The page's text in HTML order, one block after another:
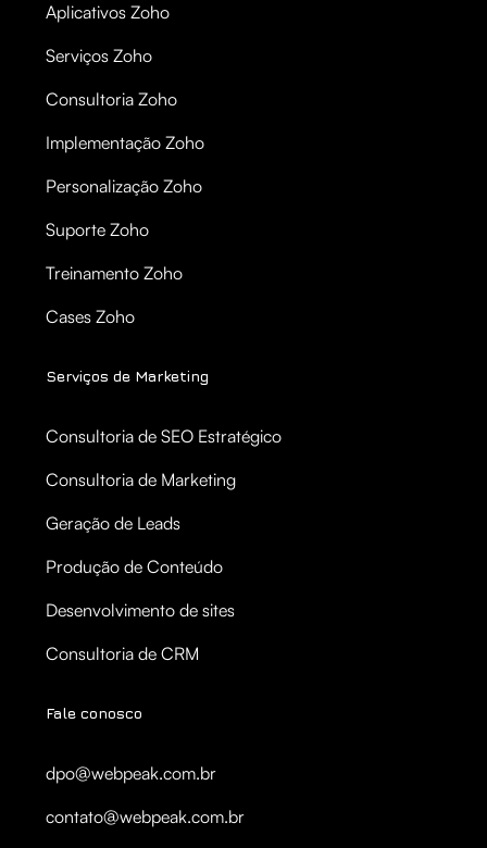
Aplicativos Zoho
Serviços Zoho
Consultoria Zoho
Implementação Zoho
Personalização Zoho
Suporte Zoho
Treinamento Zoho
Cases Zoho
Serviços de Marketing
Consultoria de SEO Estratégico
Consultoria de Marketing
Geração de Leads
Produção de Conteúdo
Desenvolvimento de sites
Consultoria de CRM
Fale conosco
dpo@webpeak.com.br
contato@webpeak.com.br